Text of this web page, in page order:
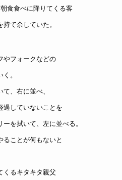
食食べに降りてくる客
て余していた。
やフォークなどの
。
、右に並べ、
過していないことを
を拭いて、左に並べる。
ることが何もないと
くるキタキタ親父